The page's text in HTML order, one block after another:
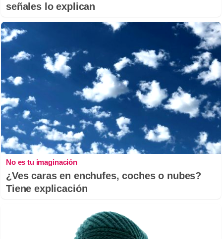
señales lo explican
No es tu imaginación
¿Ves caras en enchufes, coches o nubes?
Tiene explicación